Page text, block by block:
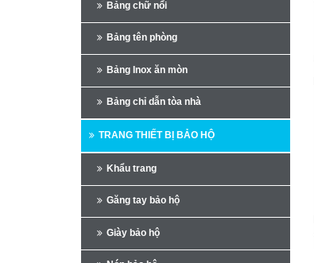
Bảng chữ nổi
Bảng tên phòng
Bảng Inox ăn mòn
Bảng chỉ dẫn tòa nhà
TRANG THIẾT BỊ BẢO HỘ
Khẩu trang
Găng tay bảo hộ
Giày bảo hộ